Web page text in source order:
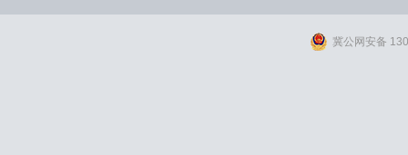
冀公网安备